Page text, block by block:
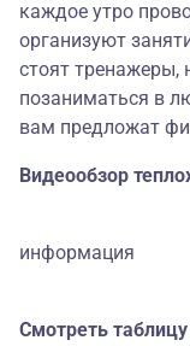
каждое утро
организуют
стоят
позаниматься в
вам предложат
Видеообзор
информация
Смотреть